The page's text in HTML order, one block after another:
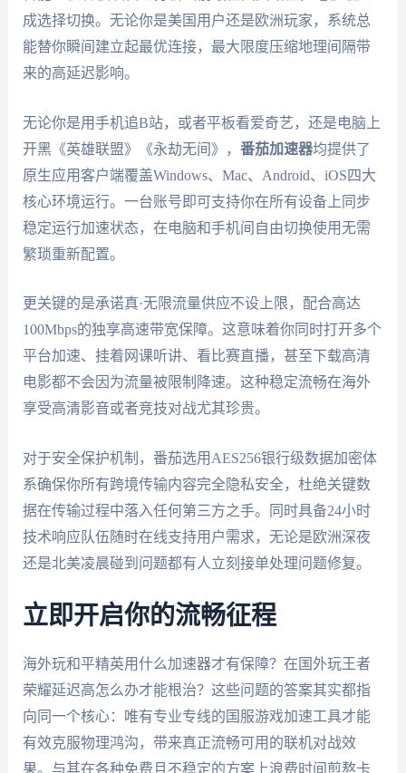
成选择切换。无论你是美国用户还是欧洲玩家，系统总
能替你瞬间建立起最优连接，最大限度压缩地理间隔带
来的高延迟影响。
无论你是用手机追B站，或者平板看爱奇艺，还是电脑上
开黑《英雄联盟》《永劫无间》， 番茄加速器均提供了
原生应用客户端覆盖Windows、Mac、Android、iOS四大
核心环境运行。一台账号即可支持你在所有设备上同步
稳定运行加速状态，在电脑和手机间自由切换使用无需
繁琐重新配置。
更关键的是承诺真·无限流量供应不设上限，配合高达
100Mbps的独享高速带宽保障。这意味着你同时打开多个
平台加速、挂着网课听讲、看比赛直播，甚至下载高清
电影都不会因为流量被限制降速。这种稳定流畅在海外
享受高清影音或者竞技对战尤其珍贵。
对于安全保护机制，番茄选用AES256银行级数据加密体
系确保你所有跨境传输内容完全隐私安全，杜绝关键数
据在传输过程中落入任何第三方之手。同时具备24小时
技术响应队伍随时在线支持用户需求，无论是欧洲深夜
还是北美凌晨碰到问题都有人立刻接单处理问题修复。
立即开启你的流畅征程
海外玩和平精英用什么加速器才有保障？在国外玩王者
荣耀延迟高怎么办才能根治？这些问题的答案其实都指
向同一个核心：唯有专业专线的国服游戏加速工具才能
有效克服物理鸿沟，带来真正流畅可用的联机对战效
果。与其在各种免费且不稳定的方案上浪费时间煎熬卡